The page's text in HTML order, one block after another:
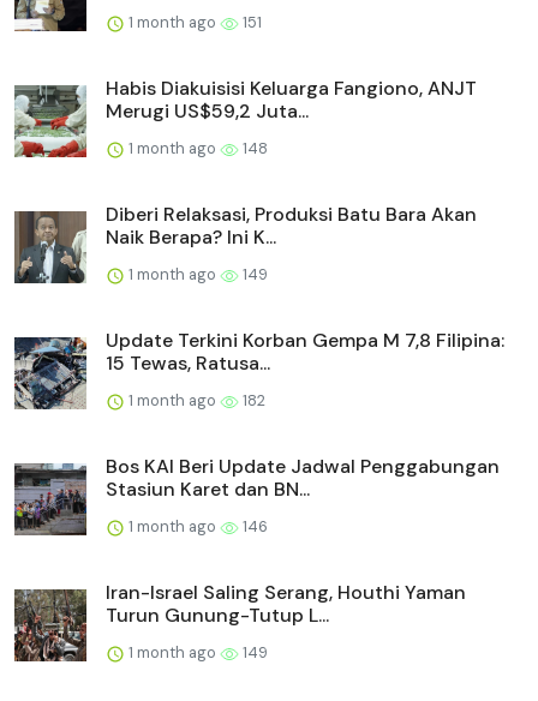
1 month ago 151
Habis Diakuisisi Keluarga Fangiono, ANJT
Merugi US$59,2 Juta...
1 month ago 148
Diberi Relaksasi, Produksi Batu Bara Akan
Naik Berapa? Ini K...
1 month ago 149
Update Terkini Korban Gempa M 7,8 Filipina:
15 Tewas, Ratusa...
1 month ago 182
Bos KAI Beri Update Jadwal Penggabungan
Stasiun Karet dan BN...
1 month ago 146
Iran-Israel Saling Serang, Houthi Yaman
Turun Gunung-Tutup L...
1 month ago 149